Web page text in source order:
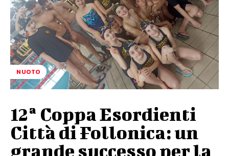
NUOTO
12ª Coppa Esordienti
Città di Follonica: un
grande successo per la